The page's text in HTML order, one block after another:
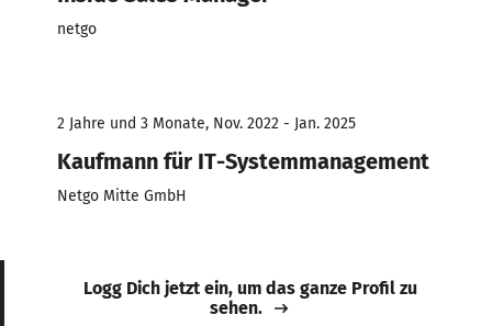
netgo
2 Jahre und 3 Monate, Nov. 2022 - Jan. 2025
Kaufmann für IT-Systemmanagement
Netgo Mitte GmbH
Logg Dich jetzt ein, um das ganze Profil zu
sehen.